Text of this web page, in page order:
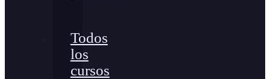
Todos
los
cursos